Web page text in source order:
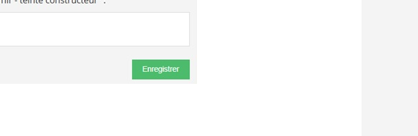
à la newsletter : 5€ de réduction